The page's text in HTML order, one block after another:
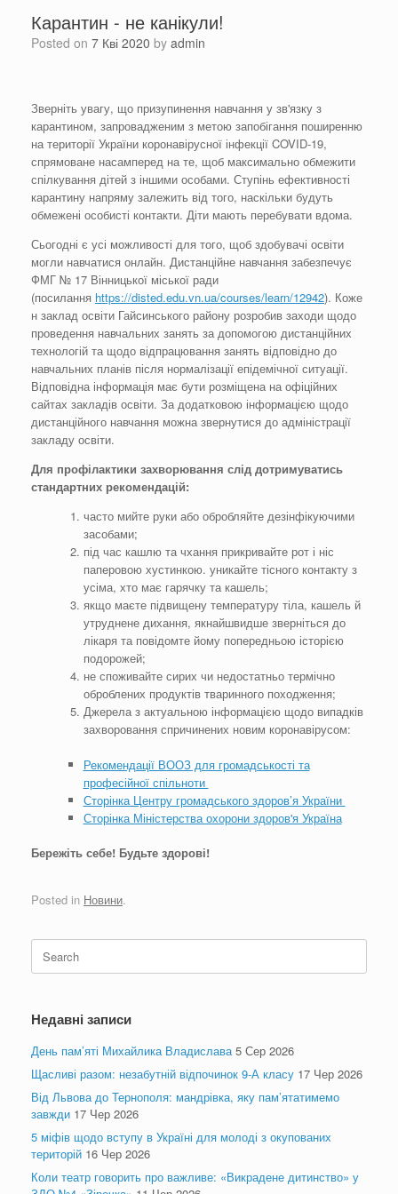
Карантин - не канікули!
Posted on 7 Кві 2020 by admin
Зверніть увагу, що призупинення навчання у зв'язку з
карантином, запровадженим з метою запобігання поширенню
на території України коронавірусної інфекції COVID-19,
спрямоване насамперед на те, щоб максимально обмежити
спілкування дітей з іншими особами. Ступінь ефективності
карантину напряму залежить від того, наскільки будуть
обмежені особисті контакти. Діти мають перебувати вдома.
Сьогодні є усі можливості для того, щоб здобувачі освіти
могли навчатися онлайн. Дистанційне навчання забезпечує
ФМГ № 17 Вінницької міської ради
(посилання https://disted.edu.vn.ua/courses/learn/12942). Коже
н заклад освіти Гайсинського району розробив заходи щодо
проведення навчальних занять за допомогою дистанційних
технологій та щодо відпрацювання занять відповідно до
навчальних планів після нормалізації епідемічної ситуації.
Відповідна інформація має бути розміщена на офіційних
сайтах закладів освіти. За додатковою інформацією щодо
дистанційного навчання можна звернутися до адміністрації
закладу освіти.
Для профілактики захворювання слід дотримуватись
стандартних рекомендацій:
часто мийте руки або обробляйте дезінфікуючими
засобами;
під час кашлю та чхання прикривайте рот і ніс
паперовою хустинкою. уникайте тісного контакту з
усіма, хто має гарячку та кашель;
якщо маєте підвищену температуру тіла, кашель й
утруднене дихання, якнайшвидше зверніться до
лікаря та повідомте йому попередньою історією
подорожей;
не споживайте сирих чи недостатньо термічно
оброблених продуктів тваринного походження;
Джерела з актуальною інформацією щодо випадків
захворовання спричинених новим коронавірусом:
Рекомендації ВООЗ для громадськості та
професійної спільноти
Сторінка Центру громадського здоров’я України
Сторінка Міністерства охорони здоров'я Україна
Бережіть себе! Будьте здорові!
Posted in Новини.
Search
for:
Недавні записи
День пам’яті Михайлика Владислава 5 Сер 2026
Щасливі разом: незабутній відпочинок 9-А класу 17 Чер 2026
Від Львова до Тернополя: мандрівка, яку пам’ятатимемо
завжди 17 Чер 2026
5 міфів щодо вступу в Україні для молоді з окупованих
територій 16 Чер 2026
Коли театр говорить про важливе: «Викрадене дитинство» у